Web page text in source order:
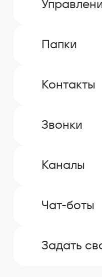
Папки
Контакты
Звонки
Каналы
Чат-боты
Задать